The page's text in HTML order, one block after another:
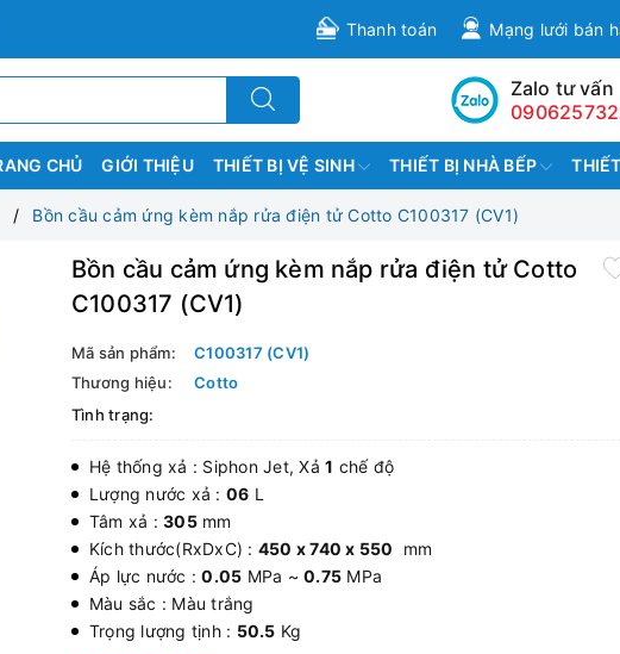
Thanh toán Mạng lưới bán
Zalo tư vấn
CHỦ GIỚI THIỆU THIẾT BỊ VỆ SINH THIẾT BỊ NHÀ BẾP
Bồn cầu cảm ứng kèm nắp rửa điện tử Cotto C100317 (CV1)
Bồn cầu cảm ứng kèm nắp rửa điện tử Cotto
C100317 (CV1)
Mã sản phẩm:
C100317 (CV1)
Thương hiệu:
Cotto
Tình trạng:
Hệ thống xả : Siphon Jet, Xả1 chế độ
Lượng nước xả : 06 L
Tâm xả :305mm
Kích thước(RxDxC) : 450 x 740 x 550 mm
Áp lực nước :0.05 MPa ~0.75 MPa
Màu sắc : Màu trắng
Trọng lượng tịnh : 50.5 Kg